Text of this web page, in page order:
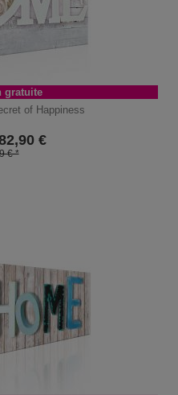
gratuite
of Happiness
€
€ *